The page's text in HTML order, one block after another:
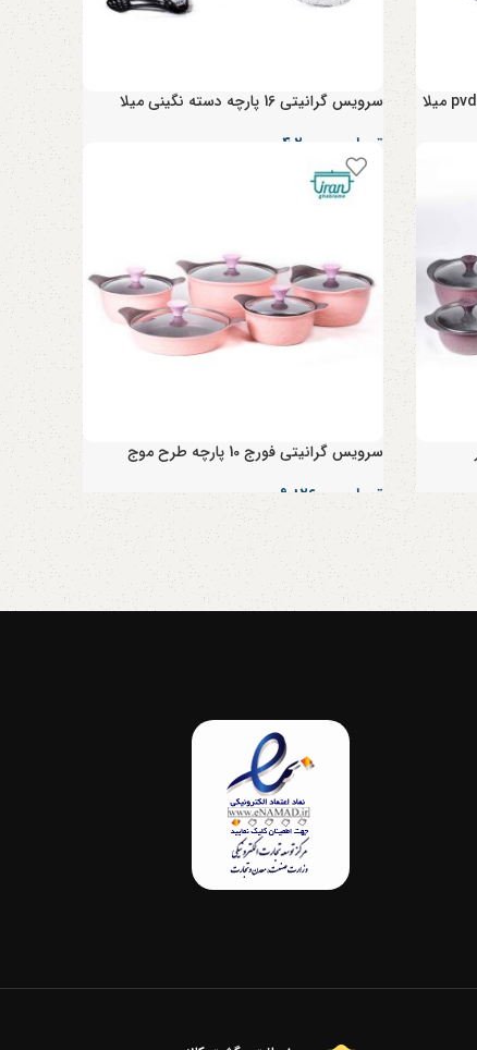
سرویس گرانیتی 16 پارچه دسته نگینی میلا
تومان
سرویس گرانیتی فورج 10 پارچه طرح موج
تومان ۹,۸۲۶,۰۰۰